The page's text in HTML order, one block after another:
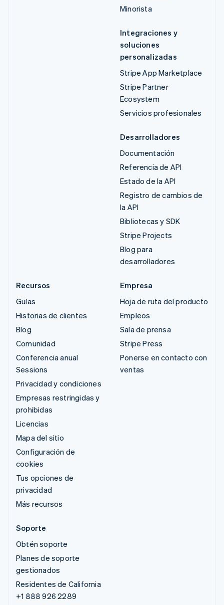
Minorista
Integraciones y
soluciones
personalizadas
Stripe App Marketplace
Stripe Partner
Ecosystem
Servicios profesionales
Desarrolladores
Documentación
Referencia de API
Estado de la API
Registro de cambios de
la API
Bibliotecas y SDK
Stripe Projects
Blog para
desarrolladores
Recursos
Guías
Historias de clientes
Blog
Comunidad
Conferencia anual
Sessions
Privacidad y condiciones
Empresas restringidas y
prohibidas
Licencias
Mapa del sitio
Configuración de
cookies
Tus opciones de
privacidad
Más recursos
Empresa
Hoja de ruta del producto
Empleos
Sala de prensa
Stripe Press
Ponerse en contacto con
ventas
Soporte
Obtén soporte
Planes de soporte
gestionados
Residentes de California
+1 888 926 2289